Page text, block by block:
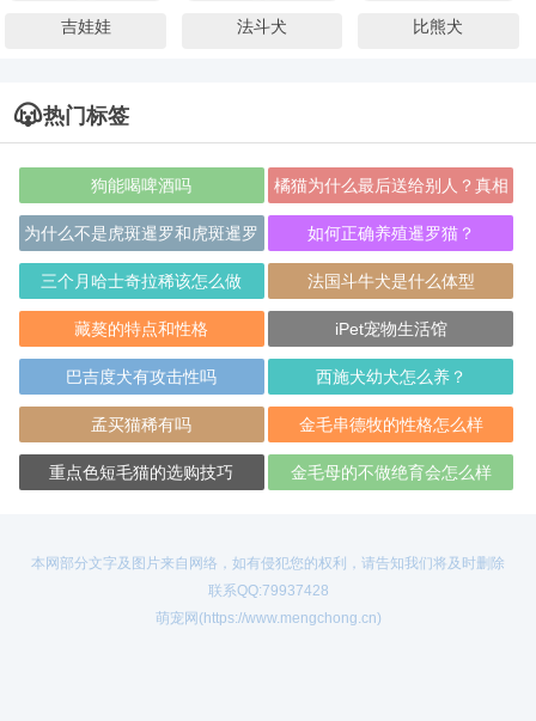
吉娃娃 法斗犬 比熊犬
热门标签
狗能喝啤酒吗
橘猫为什么最后送给别人？真相
竟然是这样的
为什么不是虎斑暹罗和虎斑暹罗
配
如何正确养殖暹罗猫？
三个月哈士奇拉稀该怎么做 法国斗牛犬是什么体型
藏獒的特点和性格 iPet宠物生活馆
巴吉度犬有攻击性吗 西施犬幼犬怎么养？
孟买猫稀有吗 金毛串德牧的性格怎么样
重点色短毛猫的选购技巧 金毛母的不做绝育会怎么样
本网部分文字及图片来自网络，如有侵犯您的权利，请告知我们将及时删除
联系QQ:79937428
萌宠网(https://www.mengchong.cn)